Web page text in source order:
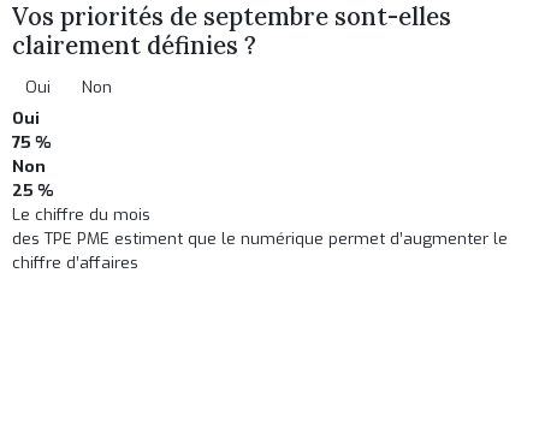
Vos priorités de septembre sont-elles
clairement définies ?
Oui
Non
Oui
75 %
Non
25 %
Le chiffre du mois
des TPE PME estiment que le numérique permet d’augmenter le
chiffre d’affaires